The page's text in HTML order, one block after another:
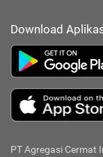
Download
PT Agregasi Cermat